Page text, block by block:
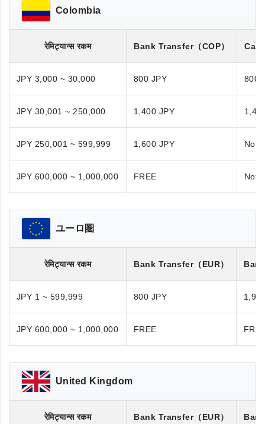
Colombia
रेमिट्यान्स रकम Bank Transfer（COP）
JPY 3,000 ~ 30,000 800 JPY 800
JPY 30,001 ~ 250,000 1,400 JPY
JPY 250,001 ~ 599,999 1,600 JPY Not
JPY 600,000 ~ 1,000,000 FREE Not
ユーロ圏
रेमिट्यान्स रकम Bank Transfer（EUR）
JPY 1 ~ 599,999 800 JPY
JPY 600,000 ~ 1,000,000 FREE
United Kingdom
रेमिट्यान्स रकम Bank Transfer（EUR）